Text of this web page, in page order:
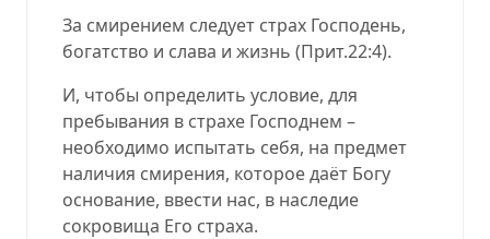
За смирением следует страх Господень,
богатство и слава и жизнь (Прит.22:4).
И, чтобы определить условие, для
пребывания в страхе Господнем –
необходимо испытать себя, на предмет
наличия смирения, которое даёт Богу
основание, ввести нас, в наследие
сокровища Его страха.